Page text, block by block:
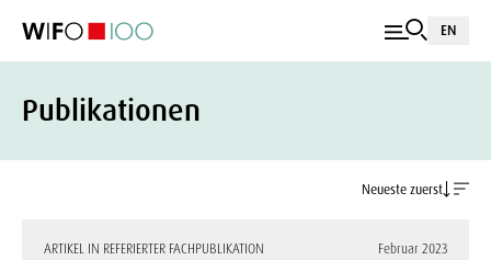
EN
Publikationen
Neueste zuerst
ARTIKEL IN REFERIERTER FACHPUBLIKATION Februar 2023